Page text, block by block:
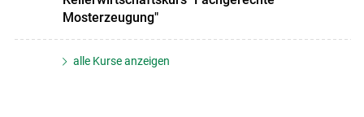
Mosterzeugung"
alle Kurse anzeigen